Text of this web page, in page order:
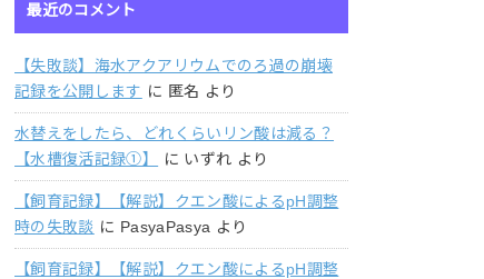
最近のコメント
【失敗談】海水アクアリウムでのろ過の崩壊
記録を公開します に 匿名 より
水替えをしたら、どれくらいリン酸は減る？
【水槽復活記録①】
に いずれ より
【飼育記録】【解説】クエン酸によるpH調整
時の失敗談 に PasyaPasya より
【飼育記録】【解説】クエン酸によるpH調整